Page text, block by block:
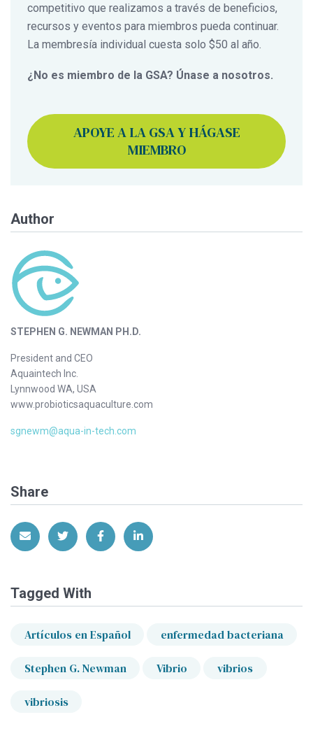
competitivo que realizamos a través de beneficios,
recursos y eventos para miembros pueda continuar.
La membresía individual cuesta solo $50 al año.
¿No es miembro de la GSA? Únase a nosotros.
APOYE A LA GSA Y HÁGASE
MIEMBRO
Author
STEPHEN G. NEWMAN PH.D.
President and CEO
Aquaintech Inc.
Lynnwood WA, USA
www.probioticsaquaculture.com
sgnewm@aqua-in-tech.com
Share
Share via EmailShare on Twitter
Share on Facebook
Share on LinkedIn
Tagged With
Artículos en Español enfermedad bacteriana
Stephen G. Newman Vibrio vibrios
vibriosis